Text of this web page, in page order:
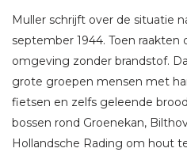
Muller schrijft over de situatie
september 1944. Toen
omgeving zonder brandstof.
grote groepen mensen met
fietsen en zelfs geleende
bossen rond Groenekan,
Hollandsche Rading om hout